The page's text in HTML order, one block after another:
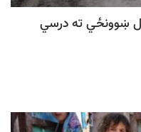
ښوونځي ته درسي